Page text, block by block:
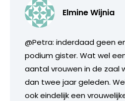
Elmine Wijnia
@Petra: inderdaad geen
podium gister. Wat wel
aantal vrouwen in de zaal
dan twee jaar geleden.
ook eindelijk een